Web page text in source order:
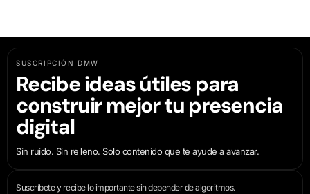
SUSCRIPCIÓN DMW
Recibe ideas útiles para
construir mejor tu presencia
digital
Sin ruido. Sin relleno. Solo contenido que te ayude a avanzar.
Suscríbete y recibe lo importante sin depender de algoritmos.